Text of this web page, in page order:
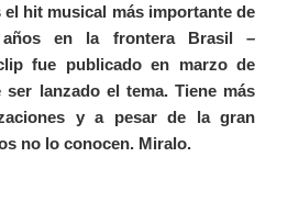
el hit musical más importante de
en la frontera Brasil –
fue publicado en marzo de
ser lanzado el tema. Tiene más
y a pesar de la gran
no lo conocen. Miralo.